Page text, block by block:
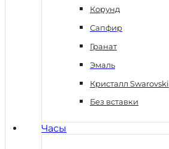
Корунд
Сапфир
Гранат
Эмаль
Кристалл Swarovski
Без вставки
Часы